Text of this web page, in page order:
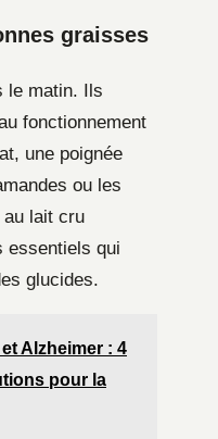
graisses
le matin. Ils
fonctionnement
une poignée
ou les
au lait cru
essentiels qui
glucides.
Alzheimer : 4
pour la